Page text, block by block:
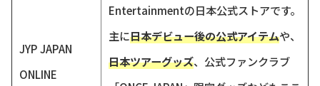
JYP JAPAN
ONLINE
Entertainmentの日本公式ストアです。
主に日本デビュー後の公式アイテムや、
日本ツアーグッズ、公式ファンクラブ